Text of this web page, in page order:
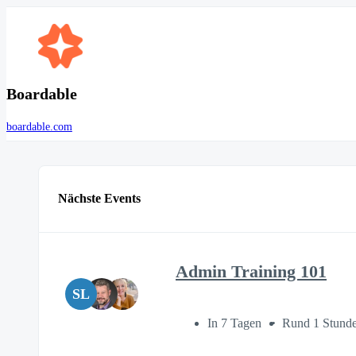
Boardable
boardable.com
Nächste Events
SL
Admin Training 101
In 7 Tagen Rund 1